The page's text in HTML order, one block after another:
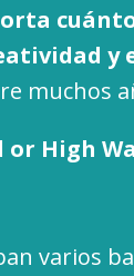
y
muchos
or High
varios